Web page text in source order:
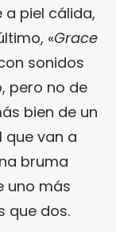
a piel cálida,
«Grace
sonidos
pero no de
bien de un
van a
bruma
uno más
que dos.